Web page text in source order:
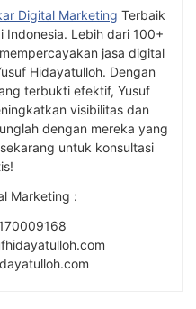
Digital Marketing Terbaik
Lebih dari 100+
jasa digital
Hidayatulloh. Dengan
terbukti efektif, Yusuf
visibilitas dan
dengan mereka yang
untuk konsultasi
Marketing :